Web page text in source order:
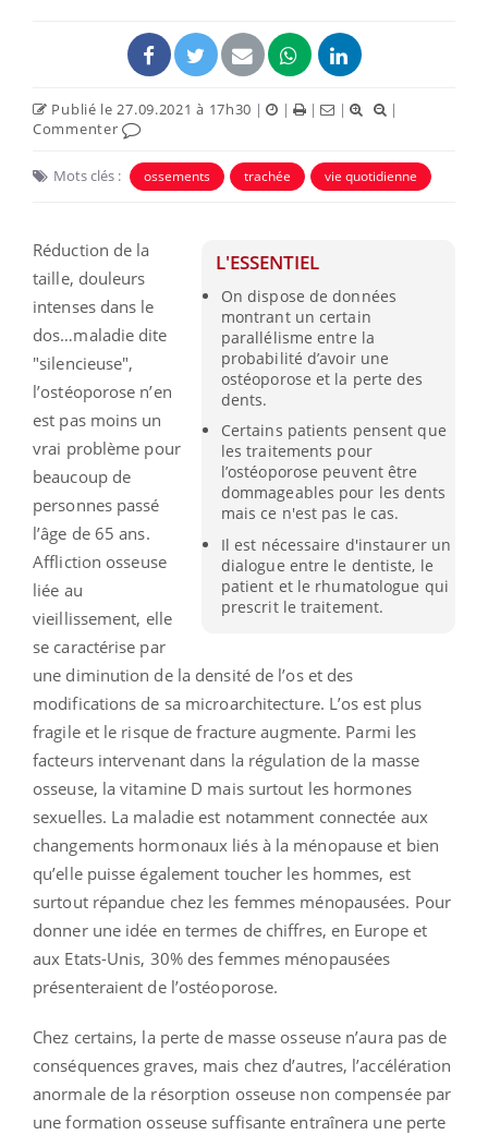
Publié le 27.09.2021 à 17h30 | | | |
|
Commenter
Mots clés : ossements trachée vie quotidienne
L'ESSENTIEL
On dispose de données
montrant un certain
parallélisme entre la
probabilité d’avoir une
ostéoporose et la perte des
dents.
Certains patients pensent que
les traitements pour
l’ostéoporose peuvent être
dommageables pour les dents
mais ce n'est pas le cas.
Il est nécessaire d'instaurer un
dialogue entre le dentiste, le
patient et le rhumatologue qui
prescrit le traitement.
Réduction de la
taille, douleurs
intenses dans le
dos…maladie dite
"silencieuse",
l’ostéoporose n’en
est pas moins un
vrai problème pour
beaucoup de
personnes passé
l’âge de 65 ans.
Affliction osseuse
liée au
vieillissement, elle
se caractérise par
une diminution de la densité de l’os et des
modifications de sa microarchitecture. L’os est plus
fragile et le risque de fracture augmente. Parmi les
facteurs intervenant dans la régulation de la masse
osseuse, la vitamine D mais surtout les hormones
sexuelles. La maladie est notamment connectée aux
changements hormonaux liés à la ménopause et bien
qu’elle puisse également toucher les hommes, est
surtout répandue chez les femmes ménopausées. Pour
donner une idée en termes de chiffres, en Europe et
aux Etats-Unis, 30% des femmes ménopausées
présenteraient de l’ostéoporose.
Chez certains, la perte de masse osseuse n’aura pas de
conséquences graves, mais chez d’autres, l’accélération
anormale de la résorption osseuse non compensée par
une formation osseuse suffisante entraînera une perte